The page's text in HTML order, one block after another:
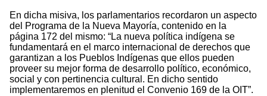
En dicha misiva, los parlamentarios recordaron un aspecto
del Programa de la Nueva Mayoría, contenido en la
página 172 del mismo: “La nueva política indígena se
fundamentará en el marco internacional de derechos que
garantizan a los Pueblos Indígenas que ellos pueden
proveer su mejor forma de desarrollo político, económico,
social y con pertinencia cultural. En dicho sentido
implementaremos en plenitud el Convenio 169 de la OIT”.